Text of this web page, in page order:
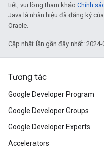
tiết, vui lòng tham khảo Chính
Java là nhãn hiệu đã đăng ký
Oracle.
Cập nhật lần gần đây nhất: 2024-
Tương tác
Google Developer Program
Google Developer Groups
Google Developer Experts
Accelerators